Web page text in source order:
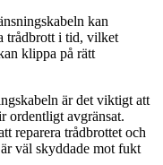
kan
trådbrott i tid, vilket
klippa på rätt
är det viktigt att
ordentligt avgränsat.
reparera trådbrottet och
väl skyddade mot fukt